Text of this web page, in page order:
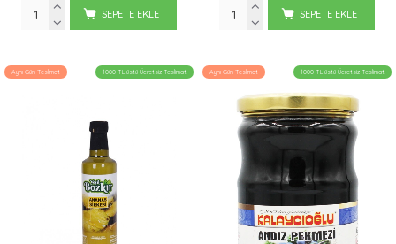
SEPETE EKLE SEPETE EKLE
Aynı Gün Teslimat 1000 TL üstü Ücretsiz Teslimat Aynı Gün Teslimat 1000 TL üstü Ücretsiz Teslimat